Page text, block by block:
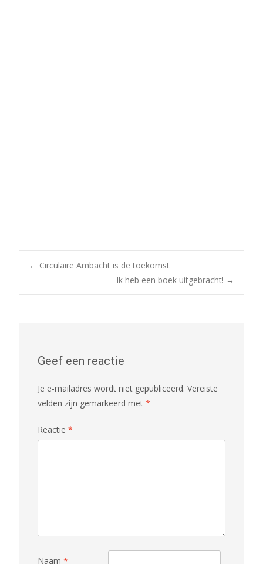
Post
← Circulaire Ambacht is de toekomst
Ik heb een boek uitgebracht! →
Geef een reactie
Je e-mailadres wordt niet gepubliceerd. Vereiste
velden zijn gemarkeerd met *
Reactie *
Naam *